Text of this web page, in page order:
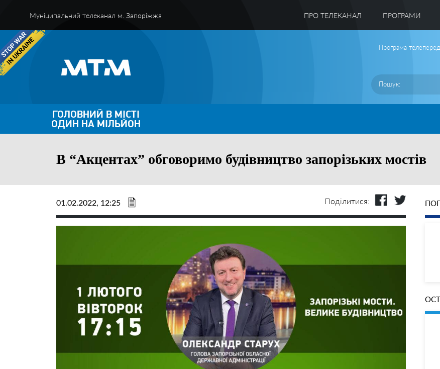
Муніципальний телеканал м. Запоріжжя ПРО ТЕЛЕКАНАЛ ПРОГРАМИ
Програма
ГОЛОВНИЙ В МІСТІ
ОДИН НА МІЛЬЙОН
В “Акцентах” обговоримо будівництво запорізьких мостів
01.02.2022, 12:25 Поділитися: